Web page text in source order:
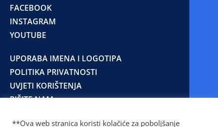
FACEBOOK
INSTAGRAM
YOUTUBE
UPORABA IMENA I LOGOTIPA
POLITIKA PRIVATNOSTI
UVJETI KORIŠTENJA
PIŠITE NAM
**Ova web stranica koristi kolačiće za poboljšanje